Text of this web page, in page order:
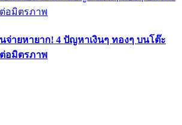
จ่ายหายาก! 4 ปัญหาเงินๆ ทองๆ บนโต๊ะ
อมิตรภาพ